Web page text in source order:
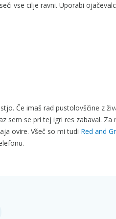
vse cilje ravni. Uporabi
Če imaš rad pustolovščine z
sem se pri tej igri res zabaval. Za
ovire. Všeč so mi tudi Red and